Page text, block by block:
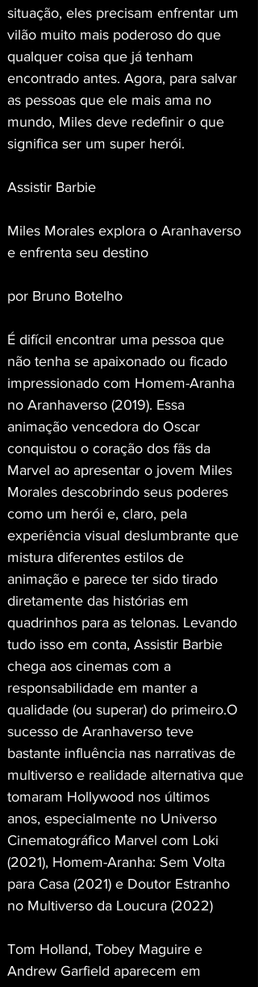
situação, eles precisam enfrentar um
vilão muito mais poderoso do que
qualquer coisa que já tenham
encontrado antes. Agora, para salvar
as pessoas que ele mais ama no
mundo, Miles deve redefinir o que
significa ser um super herói.
Assistir Barbie
Miles Morales explora o Aranhaverso
e enfrenta seu destino
por Bruno Botelho
É difícil encontrar uma pessoa que
não tenha se apaixonado ou ficado
impressionado com Homem-Aranha
no Aranhaverso (2019). Essa
animação vencedora do Oscar
conquistou o coração dos fãs da
Marvel ao apresentar o jovem Miles
Morales descobrindo seus poderes
como um herói e, claro, pela
experiência visual deslumbrante que
mistura diferentes estilos de
animação e parece ter sido tirado
diretamente das histórias em
quadrinhos para as telonas. Levando
tudo isso em conta, Assistir Barbie
chega aos cinemas com a
responsabilidade em manter a
qualidade (ou superar) do primeiro.O
sucesso de Aranhaverso teve
bastante influência nas narrativas de
multiverso e realidade alternativa que
tomaram Hollywood nos últimos
anos, especialmente no Universo
Cinematográfico Marvel com Loki
(2021), Homem-Aranha: Sem Volta
para Casa (2021) e Doutor Estranho
no Multiverso da Loucura (2022)
Tom Holland, Tobey Maguire e
Andrew Garfield aparecem em